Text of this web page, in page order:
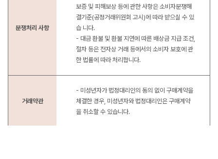
분쟁처리 사항
보증 및 피해보상 등에 관한 사항은 소비자분쟁해
결기준(공정거래위원회 고시)에 따라 받으실 수 있
습 니다.
- 대금 환불 및 환불 지연에 따른 배상금 지급 조건,
절차 등은 전자상 거래 등에서의 소비자 보호에 관
한 법률에 따라 처리합니다.
거래약관
- 미성년자가 법정대리인의 동의 없이 구매계약을
체결한 경우, 미성년자와 법정대리인은 구매계약
을 취소할 수 있습니다.